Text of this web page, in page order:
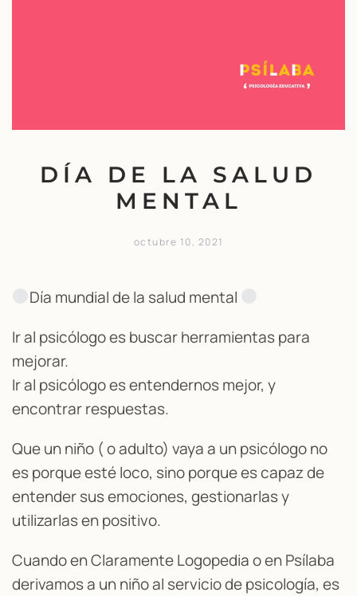
DÍA DE LA SALUD
MENTAL
octubre 10, 2021
Día mundial de la salud mental
Ir al psicólogo es buscar herramientas para
mejorar.
Ir al psicólogo es entendernos mejor, y
encontrar respuestas.
Que un niño ( o adulto) vaya a un psicólogo no
es porque esté loco, sino porque es capaz de
entender sus emociones, gestionarlas y
utilizarlas en positivo.
Cuando en Claramente Logopedia o en Psílaba
derivamos a un niño al servicio de psicología, es